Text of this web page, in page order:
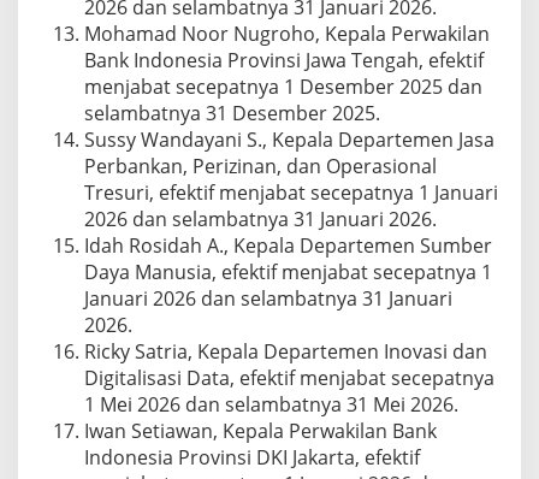
2026 dan selambatnya 31 Januari 2026.
Mohamad Noor Nugroho, Kepala Perwakilan
Bank Indonesia Provinsi Jawa Tengah, efektif
menjabat secepatnya 1 Desember 2025 dan
selambatnya 31 Desember 2025.
Sussy Wandayani S., Kepala Departemen Jasa
Perbankan, Perizinan, dan Operasional
Tresuri, efektif menjabat secepatnya 1 Januari
2026 dan selambatnya 31 Januari 2026.
Idah Rosidah A., Kepala Departemen Sumber
Daya Manusia, efektif menjabat secepatnya 1
Januari 2026 dan selambatnya 31 Januari
2026.
Ricky Satria, Kepala Departemen Inovasi dan
Digitalisasi Data, efektif menjabat secepatnya
1 Mei 2026 dan selambatnya 31 Mei 2026.
Iwan Setiawan, Kepala Perwakilan Bank
Indonesia Provinsi DKI Jakarta, efektif